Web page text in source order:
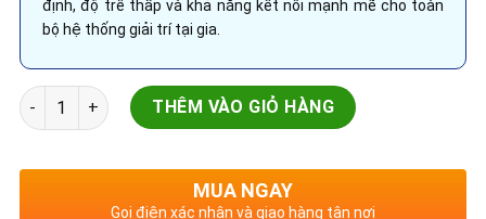
định, độ trễ thấp và khả năng kết nối mạnh mẽ cho toàn
bộ hệ thống giải trí tại gia.
TP-Link Archer GE230 BE3600 Router WiFi 7 Gaming Băng
THÊM VÀO GIỎ HÀNG
MUA NGAY
Gọi điện xác nhận và giao hàng tận nơi